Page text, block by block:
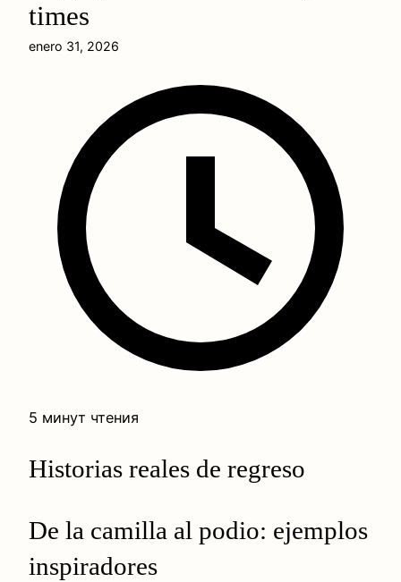
times
enero 31, 2026
5 минут чтения
Historias reales de regreso
De la camilla al podio: ejemplos
inspiradores